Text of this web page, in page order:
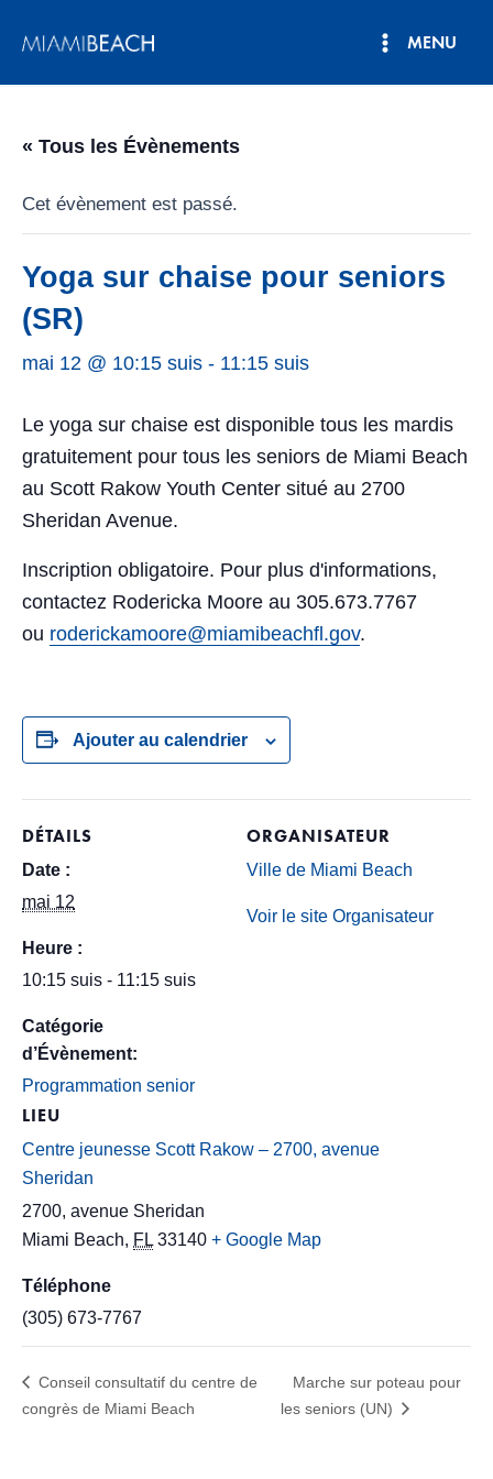
MENU
« Tous les Évènements
Cet évènement est passé.
Yoga sur chaise pour seniors
(SR)
mai 12 @ 10:15 suis - 11:15 suis
Le yoga sur chaise est disponible tous les mardis
gratuitement pour tous les seniors de Miami Beach
au Scott Rakow Youth Center situé au 2700
Sheridan Avenue.
Inscription obligatoire. Pour plus d'informations,
contactez Rodericka Moore au 305.673.7767
ou roderickamoore@miamibeachfl.gov.
Ajouter au calendrier
DÉTAILS
Date :
mai 12
Heure :
10:15 suis - 11:15 suis
Catégorie
d’Évènement:
Programmation senior
LIEU
Centre jeunesse Scott Rakow – 2700, avenue
Sheridan
2700, avenue Sheridan
Miami Beach, FL 33140 + Google Map
Téléphone
(305) 673-7767
ORGANISATEUR
Ville de Miami Beach
Voir le site Organisateur
Conseil consultatif du centre de
congrès de Miami Beach
Marche sur poteau pour
les seniors (UN)